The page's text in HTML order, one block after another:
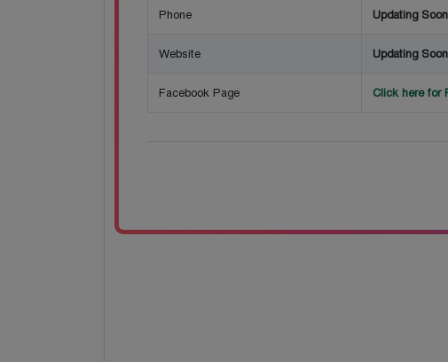
Phone Updating Soon
Website Updating Soon
Facebook Page Click here for